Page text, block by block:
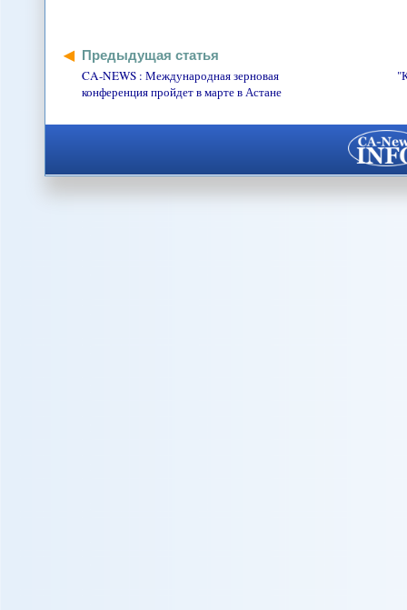
Предыдущая статья
CA-NEWS : Международная зерновая
конференция пройдет в марте в Астане